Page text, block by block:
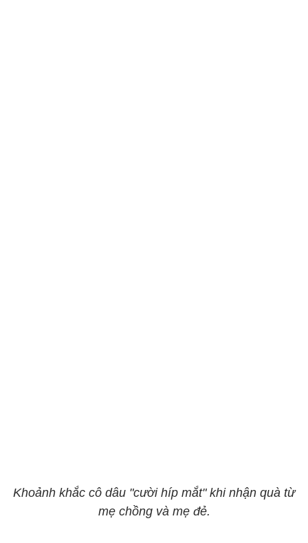
Khoảnh khắc cô dâu "cười híp mắt" khi nhận quà từ
mẹ chồng và mẹ đẻ.